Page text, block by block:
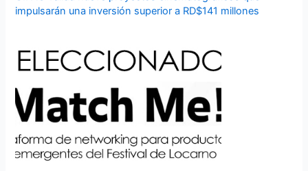
impulsarán una inversión superior a RD$141 millones